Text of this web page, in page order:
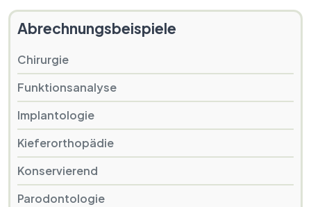
Abrechnungsbeispiele
Chirurgie
Funktionsanalyse
Implantologie
Kieferorthopädie
Konservierend
Parodontologie